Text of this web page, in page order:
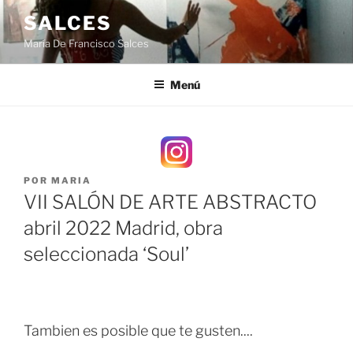
Saltar
contenido
SALCES
María De Francisco Salces
Menú
PUBLICADO
EL
POR MARIA
VII SALÓN DE ARTE ABSTRACTO
abril 2022 Madrid, obra
seleccionada ‘Soul’
Tambien es posible que te gusten....